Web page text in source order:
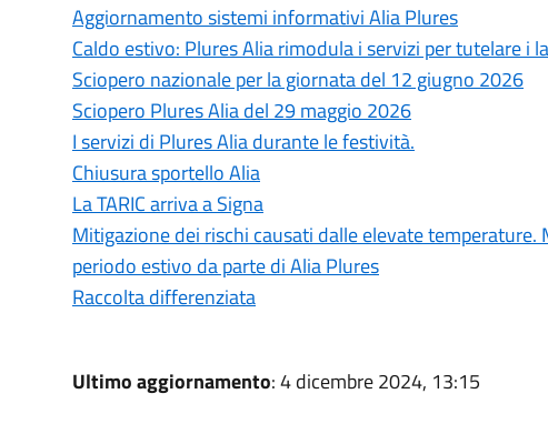
Aggiornamento sistemi informativi Alia Plures
Caldo estivo: Plures Alia rimodula i servizi per tutelare i
Sciopero nazionale per la giornata del 12 giugno 2026
Sciopero Plures Alia del 29 maggio 2026
I servizi di Plures Alia durante le festività.
Chiusura sportello Alia
La TARIC arriva a Signa
Mitigazione dei rischi causati dalle elevate
periodo estivo da parte di Alia Plures
Raccolta differenziata
Ultimo aggiornamento: 4 dicembre 2024, 13:15